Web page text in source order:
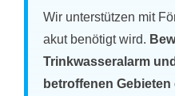
Wir unterstützen mit
akut benötigt wird.
Trinkwasseralarm
betroffenen